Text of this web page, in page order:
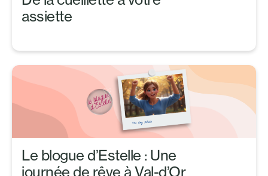
assiette
Le blogue d’Estelle : Une
journée de rêve à Val-d’Or